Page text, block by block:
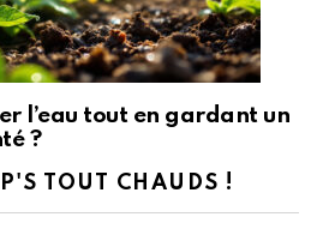
l’eau tout en gardant un
?
TOUT CHAUDS !